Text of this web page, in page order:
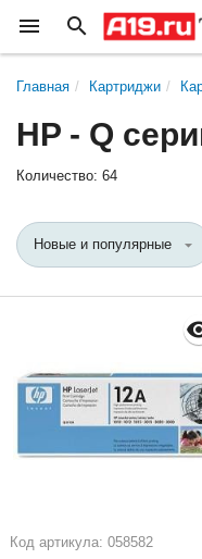
Главная Картриджи
HP - Q
Количество: 64
Новые и популярные
Код артикула: 058582